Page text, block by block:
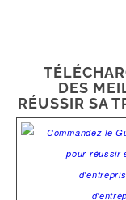
DES
RÉUSSIR SA